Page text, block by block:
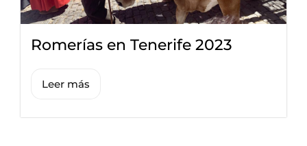
Romerías en Tenerife 2023
Leer más